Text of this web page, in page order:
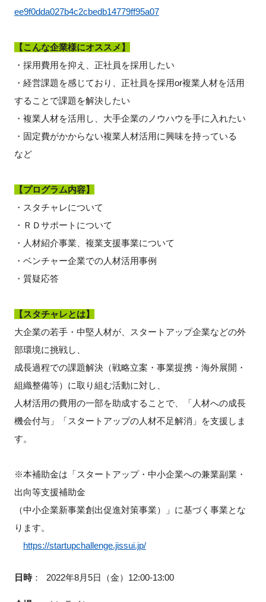
閉じる
ee9f0dda027b4c2cbedb14779ff95a07
【こんな企業様にオススメ】
・採用費用を抑え、正社員を採用したい
・経営課題を感じており、正社員を採用or複業人材を活用
することで課題を解決したい
・複業人材を活用し、大手企業のノウハウを手に入れたい
・固定費がかからない複業人材活用に興味を持っている
など
【プログラム内容】
・スタチャレについて
・ＲＤサポートについて
・人材紹介事業、複業支援事業について
・ベンチャー企業での人材活用事例
・質疑応答
【スタチャレとは】
大企業の若手・中堅人材が、スタートアップ企業などの外
部環境に挑戦し、
成長過程での課題解決（戦略立案・事業提携・海外展開・
組織整備等）に取り組む活動に対し、
人材活用の費用の一部を助成することで、「人材への成長
機会付与」「スタートアップの人材不足解消」を支援しま
す。
※本補助金は「スタートアップ・中小企業への兼業副業・
出向等支援補助金
（中小企業新事業創出促進対策事業）」に基づく事業とな
ります。
https://startupchallenge.jissui.jp/
日時： 2022年8月5日（金）12:00-13:00